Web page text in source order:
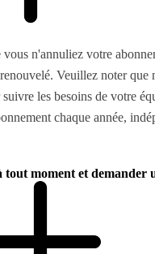
n'annuliez votre
Veuillez noter que
les besoins de votre
chaque année,
tout moment et demander